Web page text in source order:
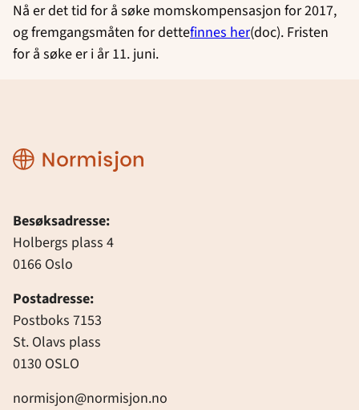
Nå er det tid for å søke momskompensasjon for 2017,
og fremgangsmåten for dettefinnes her(doc). Fristen
for å søke er i år 11. juni.
Normisjon
Besøksadresse:
Holbergs plass 4
0166 Oslo
Postadresse:
Postboks 7153
St. Olavs plass
0130 OSLO
normisjon@normisjon.no